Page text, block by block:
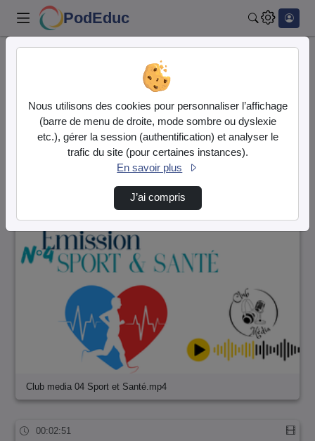
PodEduc
84 vidéos trouvées
Audio Vidéo
Direction de tri
Club media 04 Sport et Santé.mp4
00:02:51
Nous utilisons des cookies pour personnaliser l’affichage
(barre de menu de droite, mode sombre ou dyslexie
etc.), gérer la session (authentification) et analyser le
trafic du site (pour certaines instances).
En savoir plus
J’ai compris